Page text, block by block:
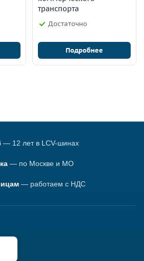
транспорта
Достаточно
Подробнее
— 12 лет в LCV-шинах
— по Москве и МО
— работаем с НДС